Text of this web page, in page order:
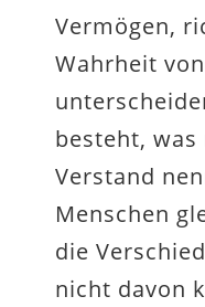
Vermögen,
Wahrheit
besteht, was
Verstand
Menschen
die
nicht davon